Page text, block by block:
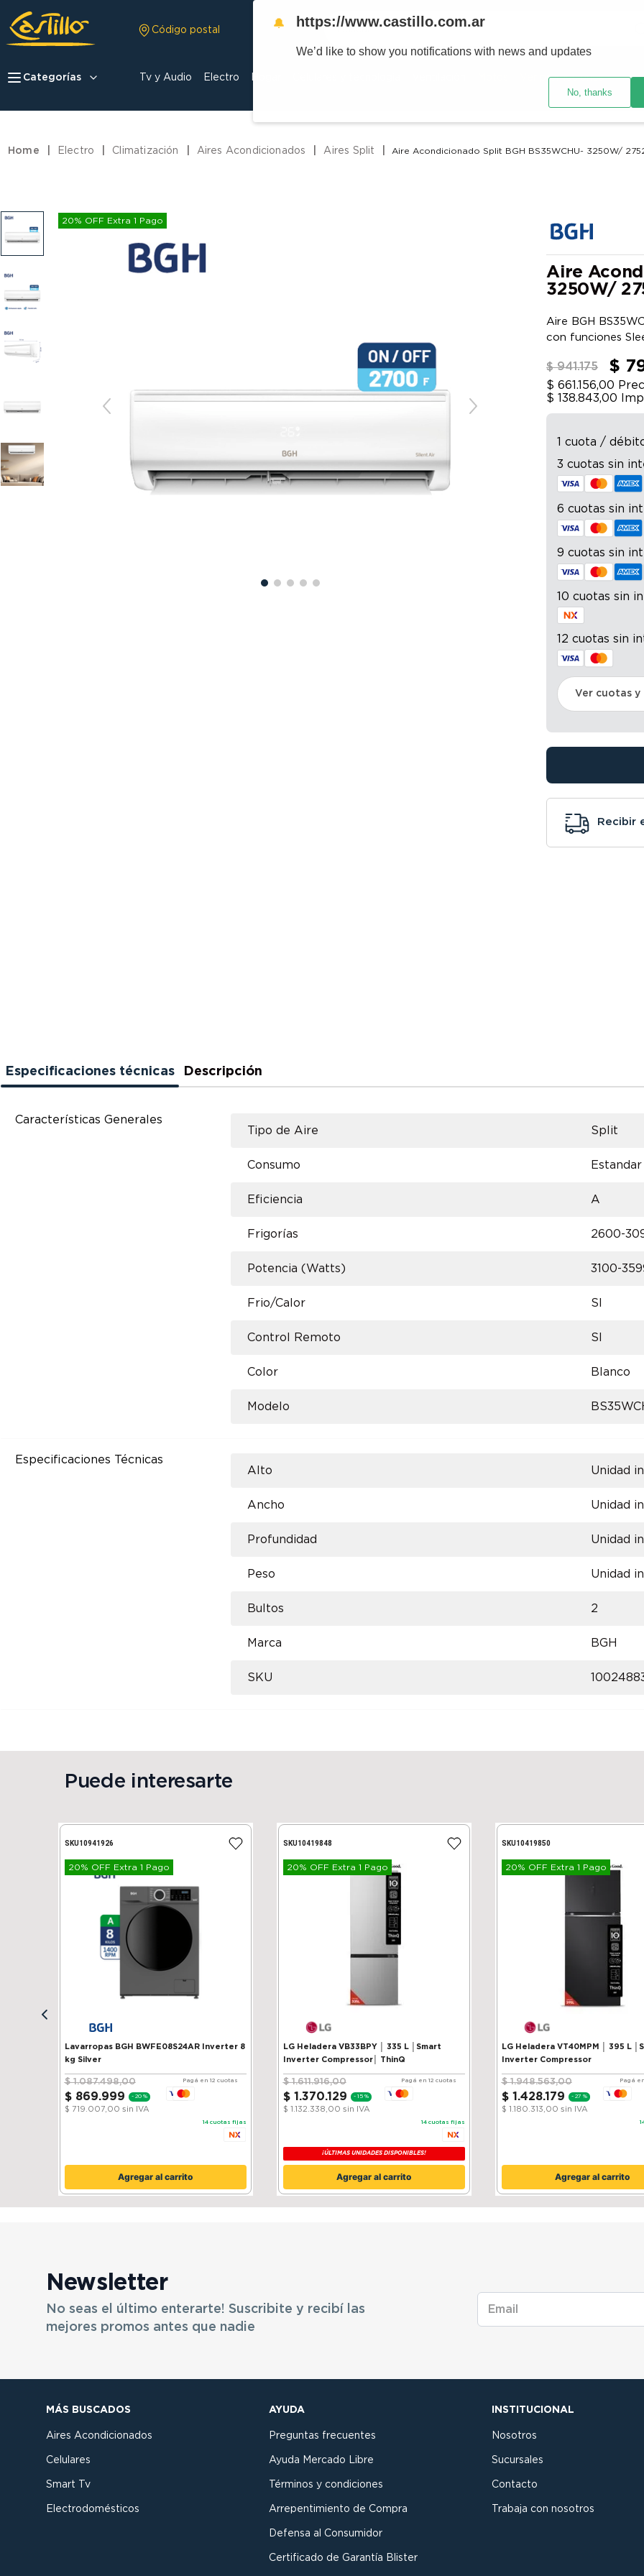
Código postal
Buscar
Categorías Tv y Audio Electro Ver promociones
Electro Climatización Aires Acondicionados Aires Split Aire Acondicionado Split BGH BS35WCHU- 3250W/
20% OFF Extra 1 Pago
Aire
3250W/
Aire BGH
con funciones
$ 941.175 $
$ 661.156,00
$ 138.843,00
1 cuota /
3 cuotas sin
6 cuotas sin
9 cuotas sin
10 cuotas sin
12 cuotas sin
Ver cuotas
Recibir
Especificaciones técnicas Descripción
Características Generales
Tipo de Aire
Split
Consumo Estandar
Eficiencia A
Frigorías 2600-
Potencia (Watts) 3100-
Frio/Calor SI
Control Remoto SI
Color Blanco
Modelo
Especificaciones Técnicas
Alto
Unidad
Ancho Unidad
Profundidad Unidad
Peso Unidad
Bultos 2
Marca BGH
SKU
Puede interesarte
SKU10941926
20% OFF Extra 1 Pago
Lavarropas BGH BWFE08S24AR Inverter 8
kg Silver
$ 1.087.498,00
$ 869.999 - 20 %
$ 719.007,00 sin IVA
Pagá en 12 cuotas
14 cuotas fijas
Agregar al carrito
SKU10419848
20% OFF Extra 1 Pago
LG Heladera VB33BPY │ 335 L │Smart
Inverter Compressor│ ThinQ
$ 1.611.916,00
$ 1 .370.129 - 15 %
$ 1.132.338,00 sin IVA
Pagá en 12 cuotas
14 cuotas fijas
¡ÚLTIMAS UNIDADES DISPONIBLES!
Agregar al carrito
SKU10419850
20% OFF Extra 1 Pago
LG Heladera VT40MPM │ 395 L
Inverter Compressor
$ 1.948.563,00
$ 1 .428.179 - 27 %
$ 1.180.313,00 sin IVA
Pagá
Agregar al carrito
Newsletter
No seas el último enterarte! Suscribite y recibí las
mejores promos antes que nadie
MÁS BUSCADOS
Aires Acondicionados
Celulares
Smart Tv
Electrodomésticos
AYUDA
Preguntas frecuentes
Ayuda Mercado Libre
Términos y condiciones
Arrepentimiento de Compra
Defensa al Consumidor
Certificado de Garantía Blister
INSTITUCIONAL
Nosotros
Sucursales
Contacto
Trabaja con nosotros
🔔 https://www.castillo.com.ar
We’d like to show you notifications with news and updates
No, thanks